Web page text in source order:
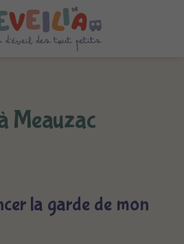
Meauzac
la garde de mon